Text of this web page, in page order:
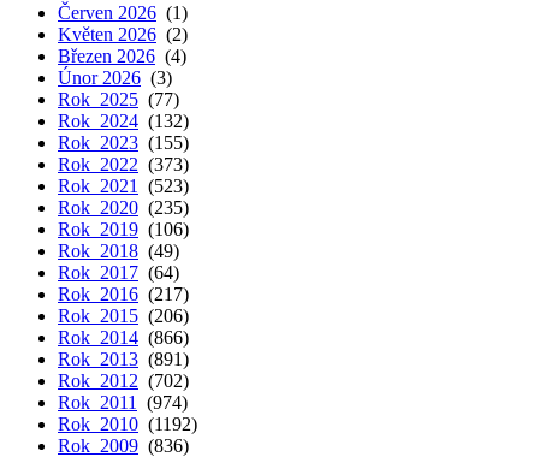
Červen 2026 (1)
Květen 2026 (2)
Březen 2026 (4)
Únor 2026 (3)
Rok 2025 (77)
Rok 2024 (132)
Rok 2023 (155)
Rok 2022 (373)
Rok 2021
(523)
Rok 2020 (235)
Rok 2019 (106)
Rok 2018 (49)
Rok 2017 (64)
Rok 2016 (217)
Rok 2015 (206)
Rok 2014 (866)
Rok 2013 (891)
Rok 2012 (702)
Rok 2011
(974)
Rok 2010 (1192)
Rok 2009 (836)